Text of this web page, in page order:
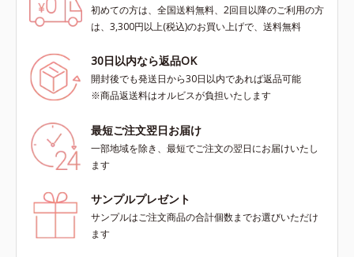
初めての方は、全国送料無料、2回目以降のご利用の方
は、3,300円以上(税込)のお買い上げで、送料無料
30日以内なら返品OK
開封後でも発送日から30日以内であれば返品可能
※商品返送料はオルビスが負担いたします
最短ご注文翌日お届け
一部地域を除き、最短でご注文の翌日にお届けいたし
ます
サンプルプレゼント
サンプルはご注文商品の合計個数までお選びいただけ
ます